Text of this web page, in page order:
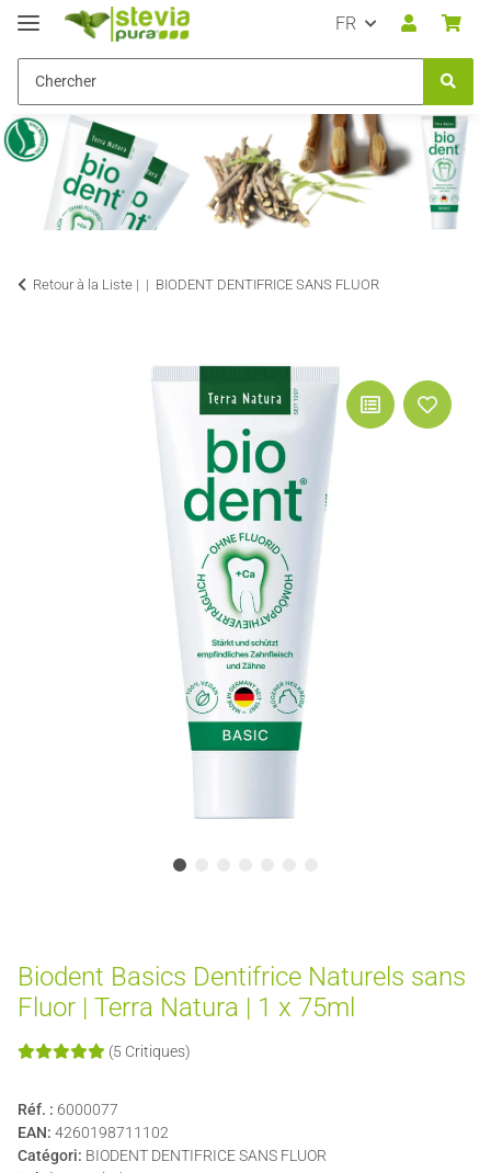
FR
Retour à la Liste | BIODENT DENTIFRICE SANS FLUOR
Biodent Basics Dentifrice Naturels sans
Fluor | Terra Natura | 1 x 75ml
(5 Critiques)
Réf. : 6000077
EAN: 4260198711102
Catégori: BIODENT DENTIFRICE SANS FLUOR